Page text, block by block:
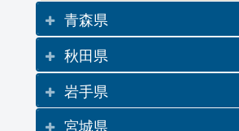
青森県
秋田県
岩手県
宮城県